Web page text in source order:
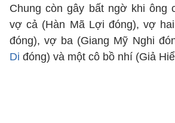
Chung còn gây bất ngờ khi ông
vợ cả (Hàn Mã Lợi đóng), vợ
đóng), vợ ba (Giang Mỹ Nghi
Di đóng) và một cô bồ nhí (Giả